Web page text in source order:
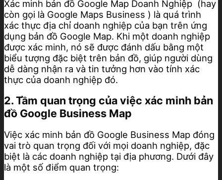
Xác minh bản đồ Google Map Doanh Nghiệp (hay
còn gọi là Google Maps Business ) là quá trình
xác thực địa chỉ doanh nghiệp của bạn trên ứng
dụng bản đồ Google Map. Khi một doanh nghiệp
được xác minh, nó sẽ được đánh dấu bằng một
biểu tượng đặc biệt trên bản đồ, giúp người dùng
dễ dàng nhận ra và tin tưởng hơn vào tính xác
thực của doanh nghiệp đó.
2. Tầm quan trọng của việc xác minh bản
đồ Google Business Map
Việc xác minh bản đồ Google Business Map đóng
vai trò quan trọng đối với mọi doanh nghiệp, đặc
biệt là các doanh nghiệp tại địa phương. Dưới đây
là một số điểm quan trọng: